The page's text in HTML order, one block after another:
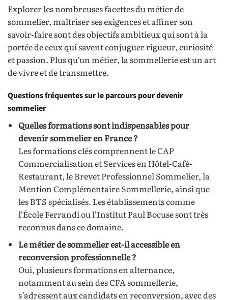
Explorer les nombreuses facettes du métier de
sommelier, maîtriser ses exigences et affiner son
savoir-faire sont des objectifs ambitieux qui sont à la
portée de ceux qui savent conjuguer rigueur, curiosité
et passion. Plus qu’un métier, la sommellerie est un art
de vivre et de transmettre.
Questions fréquentes sur le parcours pour devenir
sommelier
Quelles formations sont indispensables pour
devenir sommelier en France ?
Les formations clés comprennent le CAP
Commercialisation et Services en Hôtel-Café-
Restaurant, le Brevet Professionnel Sommelier, la
Mention Complémentaire Sommellerie, ainsi que
les BTS spécialisés. Les établissements comme
l’École Ferrandi ou l’Institut Paul Bocuse sont très
reconnus dans ce domaine.
Le métier de sommelier est-il accessible en
reconversion professionnelle ?
Oui, plusieurs formations en alternance,
notamment au sein des CFA sommellerie,
s’adressent aux candidats en reconversion, avec des